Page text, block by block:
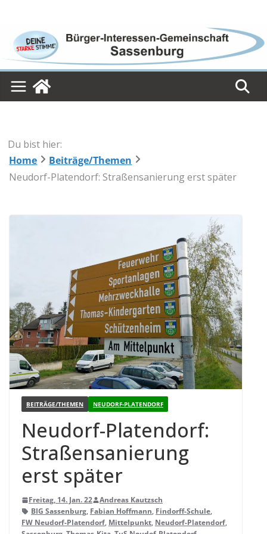
content
Du bist hier:
Home
Beiträge/Themen
Neudorf-Platendorf: Straßensanierung erst später
BEITRÄGE/THEMEN NEUDORF-PLATENDORF
Neu­dorf-Pla­ten­dorf:
Stra­ßen­sa­nie­rung
erst später
Freitag, 14. Jan. 22
Andreas Kautzsch
BIG Sassenburg, Fabian Hoffmann, Findorff-Schule,
FW Neudorf-Platendorf, Mittelpunkt, Neudorf-Platendorf,